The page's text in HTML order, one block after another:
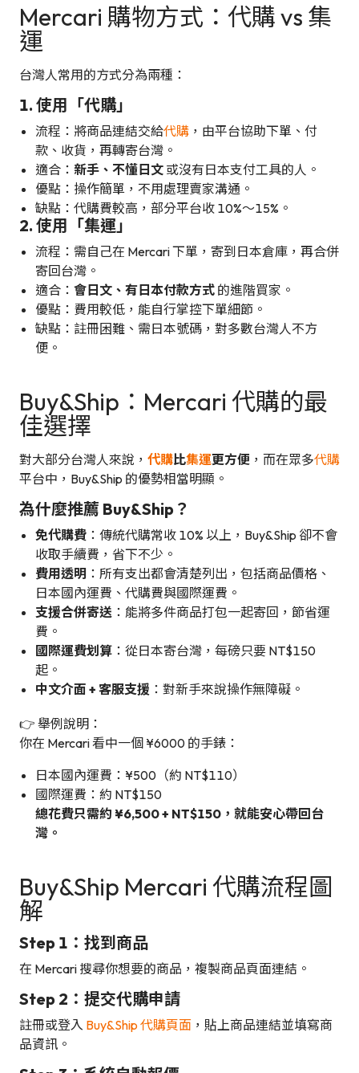
Mercari 購物方式：代購 vs 集
運
台灣人常用的方式分為兩種：
1. 使用「代購」
流程：將商品連結交給代購 ，由平台協助下單、付
款、收貨，再轉寄台灣。
適合： 新手、不懂日文 或沒有日本支付工具的人。
優點：操作簡單，不用處理賣家溝通。
缺點：代購費較高，部分平台收 10%～15%。
2. 使用「集運」
流程：需自己在 Mercari 下單，寄到日本倉庫，再合併
寄回台灣。
適合： 會日文、有日本付款方式 的進階買家。
優點：費用較低，能自行掌控下單細節。
缺點：註冊困難、需日本號碼，對多數台灣人不方
便。
Buy&Ship：Mercari 代購的最
佳選擇
對大部分台灣人來說， 代購比集運更方便 ，而在眾多代購
平台中，Buy&Ship 的優勢相當明顯。
為什麼推薦 Buy&Ship？
免代購費 ：傳統代購常收 10% 以上，Buy&Ship 卻不會
收取手續費，省下不少。
費用透明 ：所有支出都會清楚列出，包括商品價格、
日本國內運費、代購費與國際運費。
支援合併寄送 ：能將多件商品打包一起寄回，節省運
費。
國際運費划算 ：從日本寄台灣，每磅只要 NT$150
起。
中文介面 + 客服支援 ：對新手來說操作無障礙。
👉 舉例說明：
你在 Mercari 看中一個 ¥6000 的手錶：
日本國內運費：¥500（約 NT$110）
國際運費：約 NT$150
總花費只需約 ¥6,500 + NT$150，就能安心帶回台
灣。
Buy&Ship Mercari 代購流程圖
解
Step 1：找到商品
在 Mercari 搜尋你想要的商品，複製商品頁面連結。
Step 2：提交代購申請
註冊或登入 Buy&Ship 代購頁面 ，貼上商品連結並填寫商
品資訊。